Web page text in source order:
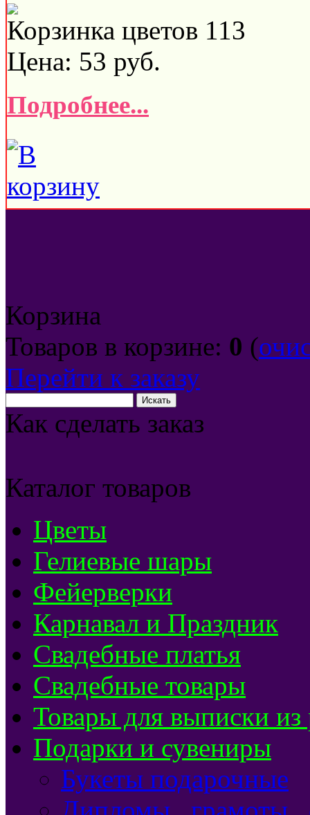
Корзинка цветов 113
Цена: 53 руб.
Подробнее...
Корзина
Товаров в корзине: 0 (
Перейти к заказу
Как сделать заказ
Каталог товаров
Цветы
Гелиевые шары
Фейерверки
Карнавал и Праздник
Свадебные платья
Свадебные товары
Товары для выписки из
Подарки и сувениры
Букеты подарочные